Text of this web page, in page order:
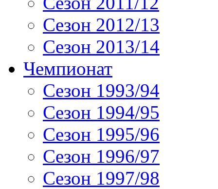
Сезон 2012/13
Сезон 2013/14
Чемпионат
Сезон 1993/94
Сезон 1994/95
Сезон 1995/96
Сезон 1996/97
Сезон 1997/98